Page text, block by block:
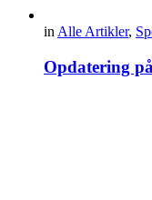
inAlle Artikler,
Opdatering